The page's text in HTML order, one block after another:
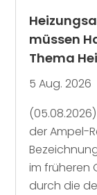
müssen
Thema
5 Aug. 2026
der Ampel-
im früheren
durch die